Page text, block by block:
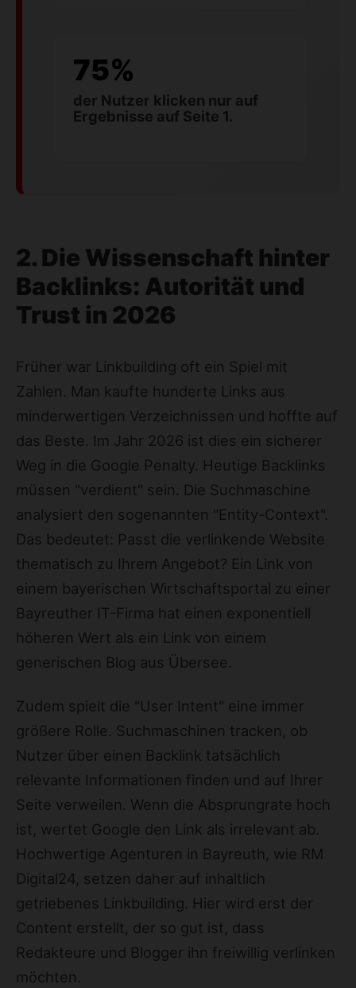
75%
der Nutzer klicken nur auf
Ergebnisse auf Seite 1.
2. Die Wissenschaft hinter
Backlinks: Autorität und
Trust in 2026
Früher war Linkbuilding oft ein Spiel mit
Zahlen. Man kaufte hunderte Links aus
minderwertigen Verzeichnissen und hoffte auf
das Beste. Im Jahr 2026 ist dies ein sicherer
Weg in die Google Penalty. Heutige Backlinks
müssen "verdient" sein. Die Suchmaschine
analysiert den sogenannten "Entity-Context".
Das bedeutet: Passt die verlinkende Website
thematisch zu Ihrem Angebot? Ein Link von
einem bayerischen Wirtschaftsportal zu einer
Bayreuther IT-Firma hat einen exponentiell
höheren Wert als ein Link von einem
generischen Blog aus Übersee.
Zudem spielt die "User Intent" eine immer
größere Rolle. Suchmaschinen tracken, ob
Nutzer über einen Backlink tatsächlich
relevante Informationen finden und auf Ihrer
Seite verweilen. Wenn die Absprungrate hoch
ist, wertet Google den Link als irrelevant ab.
Hochwertige Agenturen in Bayreuth, wie RM
Digital24, setzen daher auf inhaltlich
getriebenes Linkbuilding. Hier wird erst der
Content erstellt, der so gut ist, dass
Redakteure und Blogger ihn freiwillig verlinken
möchten.